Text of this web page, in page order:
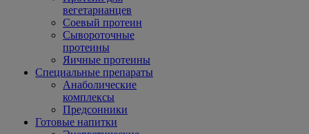
вегетарианцев
Соевый протеин
Сывороточные
протеины
Яичные протеины
Специальные препараты
Анаболические
комплексы
Предсонники
Готовые напитки